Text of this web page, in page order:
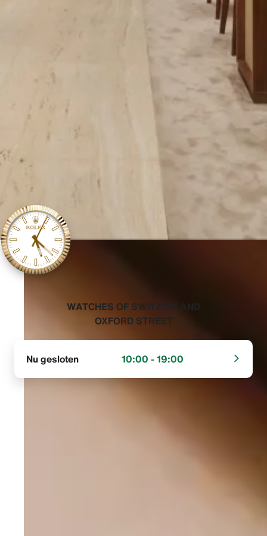
‭WATCHES OF SWITZERLAND
OXFORD STREET‬
Nu gesloten 10:00 - 19:00